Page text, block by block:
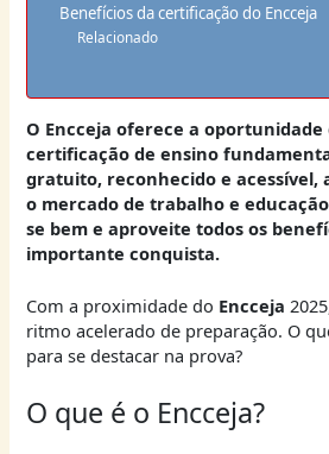
Benefícios da certificação do Encceja
Relacionado
O Encceja oferece a
certificação de ensino
gratuito, reconhecido e acessível,
o mercado de trabalho e
se bem e aproveite todos os
importante conquista.
Com a proximidade do Encceja
ritmo acelerado de preparação. O
para se destacar na prova?
O que é o Encceja?